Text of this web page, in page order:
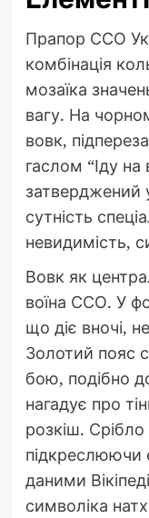
Прапор ССО
комбінація
мозаїка
вагу. На
вовк,
гаслом “Іду
затверджений
сутність
невидимість,
Вовк як
воїна ССО. У
що діє вночі,
Золотий пояс
бою, подібно
нагадує про
розкіш.
підкреслюючи
даними
символіка